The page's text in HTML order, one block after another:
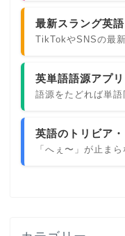
最新スラング英
TikTokやSNSの最
英単語語源アプリ
語源をたどれば単
英語のトリビア
「へぇ〜」が止ま